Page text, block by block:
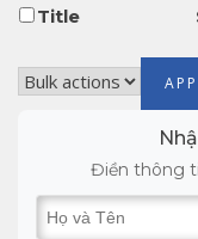
Title
Điền thông